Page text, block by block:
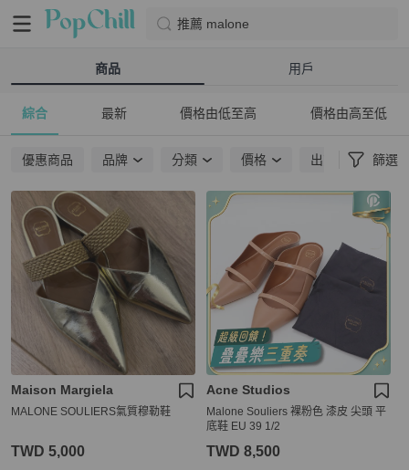
推薦 malone
商品 用戶
綜合 最新 價格由低至高 價格由高至低
優惠商品 品牌 分類 價格 出貨地點 篩選
Maison Margiela
MALONE SOULIERS氣質穆勒鞋
TWD 5,000
Acne Studios
Malone Souliers 裸粉色 漆皮 尖頭 平
底鞋 EU 39 1/2
TWD 8,500